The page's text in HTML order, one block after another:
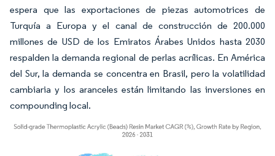
espera que las exportaciones de piezas automotrices de
Turquía a Europa y el canal de construcción de 200.000
millones de USD de los Emiratos Árabes Unidos hasta 2030
respalden la demanda regional de perlas acrílicas. En América
del Sur, la demanda se concentra en Brasil, pero la volatilidad
cambiaria y los aranceles están limitando las inversiones en
compounding local.